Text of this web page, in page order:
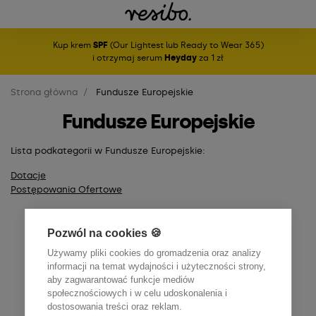
Kup kremSPF (Our Lightest lub Ready to Wear 365)
i otrzymaj serum Heyday za 1 zł
Strona główna Fundusze Europejskie
Fundusze Europejskie
Lista podkategorii w Fundusze Europejskie:
Dotacje
Postępowania Ofertowe
Pozwól na cookies 🍪
Używamy pliki cookies do gromadzenia oraz analizy
informacji na temat wydajności i użyteczności strony,
aby zagwarantować funkcje mediów
społecznościowych i w celu udoskonalenia i
dostosowania treści oraz reklam.